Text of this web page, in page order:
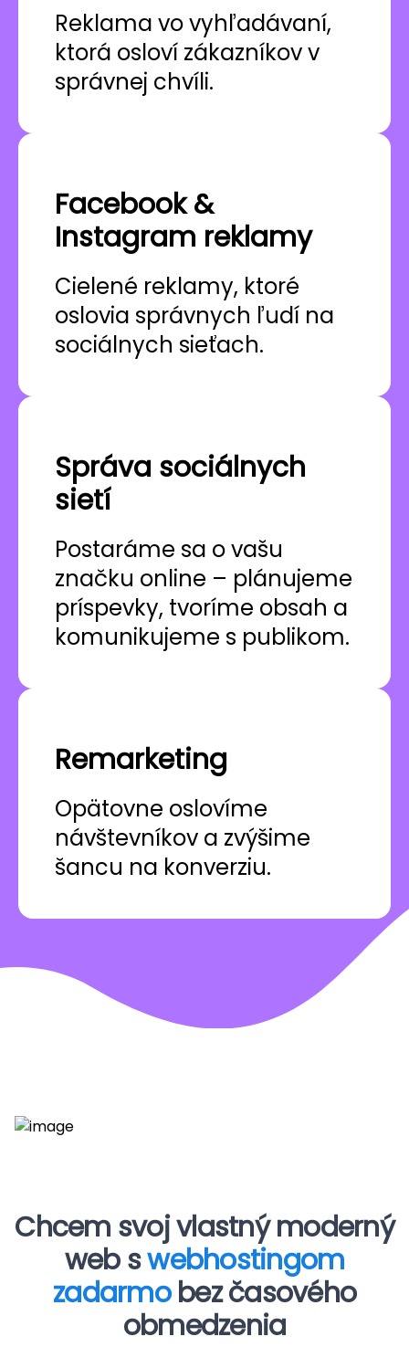
Reklama vo vyhľadávaní,
ktorá osloví zákazníkov v
správnej chvíli.
Facebook &
Instagram reklamy
Cielené reklamy, ktoré
oslovia správnych ľudí na
sociálnych sieťach.
Správa sociálnych
sietí
Postaráme sa o vašu
značku online – plánujeme
príspevky, tvoríme obsah a
komunikujeme s publikom.
Remarketing
Opätovne oslovíme
návštevníkov a zvýšime
šancu na konverziu.
Chcem svoj vlastný moderný
web swebhostingom
zadarmobez časového
obmedzenia